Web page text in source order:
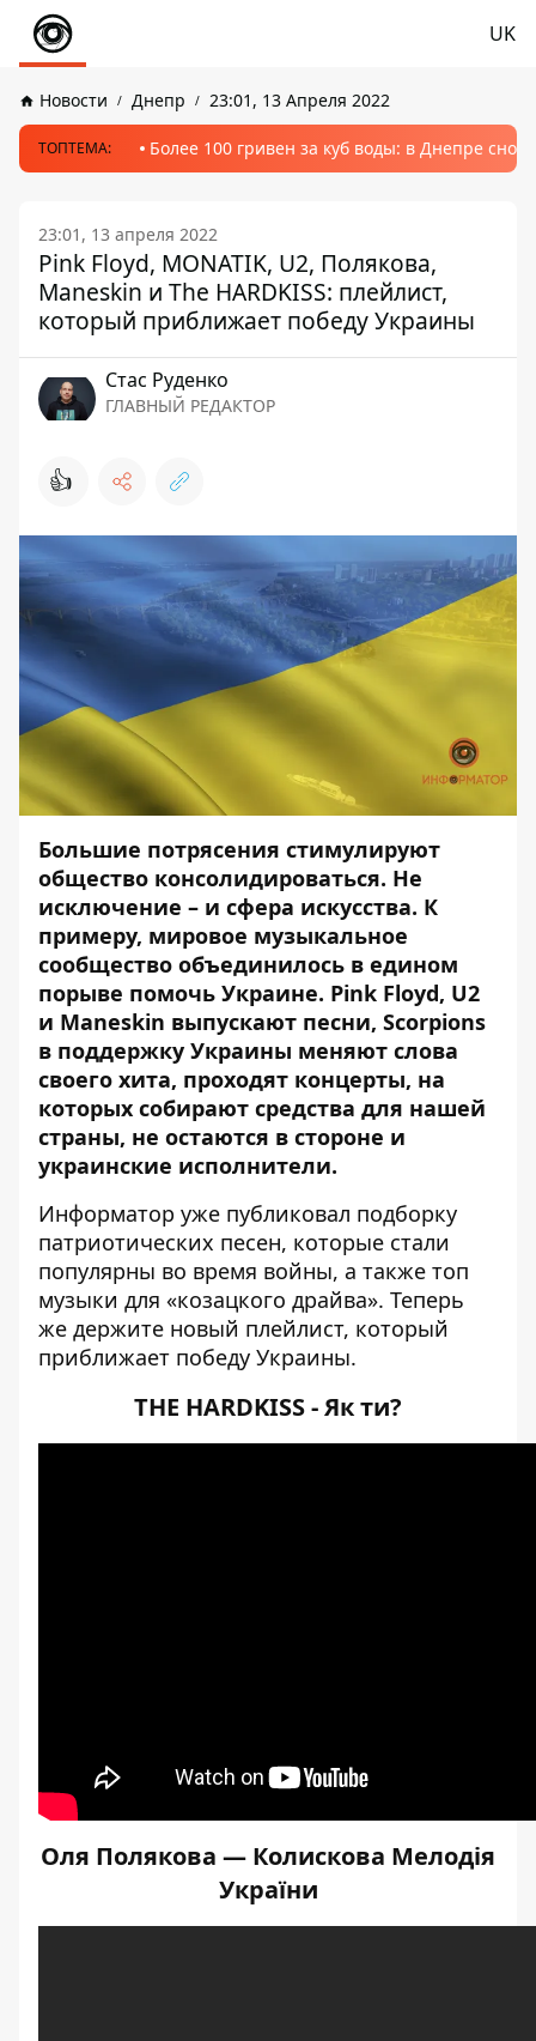
UK
Новости Днепр 23:01, 13 Апреля 2022
ТОПТЕМА: Более 100 гривен за куб воды: в Днепре
23:01, 13 апреля 2022
Pink Floyd, MONATIK, U2, Полякова,
Maneskin и The HARDKISS: плейлист,
который приближает победу Украины
Стаc Руденко
ГЛАВНЫЙ РЕДАКТОР
👍
Большие потрясения стимулируют
общество консолидироваться. Не
исключение – и сфера искусства. К
примеру, мировое музыкальное
сообщество объединилось в едином
порыве помочь Украине. Pink Floyd, U2
и Maneskin выпускают песни, Scorpions
в поддержку Украины меняют слова
своего хита, проходят концерты, на
которых собирают средства для нашей
страны, не остаются в стороне и
украинские исполнители.
Информатор уже публиковал подборку
патриотических песен, которые стали
популярны во время войны, а также топ
музыки для «козацкого драйва». Теперь
же держите новый плейлист, который
приближает победу Украины.
THE HARDKISS - Як ти?
Оля Полякова — Колискова Мелодія
України